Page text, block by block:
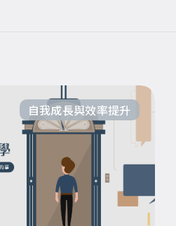
自我成長與效率提升